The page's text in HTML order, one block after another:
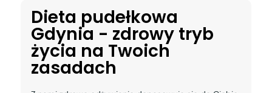
Dieta pudełkowa
Gdynia - zdrowy tryb
życia na Twoich
zasadach